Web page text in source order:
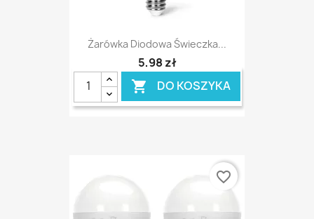
Żarówka Diodowa Świeczka...
5,98 zł
 DO KOSZYKA
favorite_border